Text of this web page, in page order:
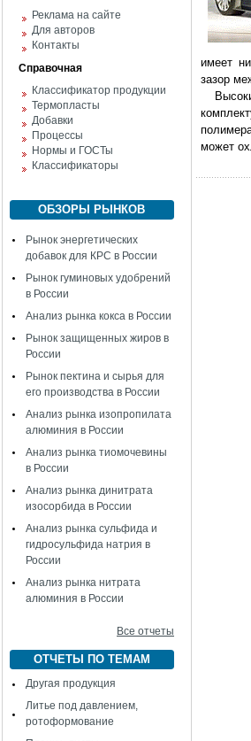
Реклама на сайте
Для авторов
Контакты
Справочная
Классификатор продукции
Термопласты
Добавки
Процессы
Нормы и ГОСТы
Классификаторы
ОБЗОРЫ РЫНКОВ
Рынок энергетических
добавок для КРС в России
Рынок гуминовых удобрений
в России
Анализ рынка кокса в России
Рынок защищенных жиров в
России
Рынок пектина и сырья для
его производства в России
Анализ рынка изопропилата
алюминия в России
Анализ рынка тиомочевины
в России
Анализ рынка динитрата
изосорбида в России
Анализ рынка сульфида и
гидросульфида натрия в
России
Анализ рынка нитрата
алюминия в России
Все отчеты
ОТЧЕТЫ ПО ТЕМАМ
Другая продукция
Литье под давлением,
ротоформование
имеет
зазор
может